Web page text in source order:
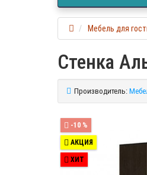
Мебель для
Стенка
Производитель:
-10 %
АКЦИЯ
ХИТ